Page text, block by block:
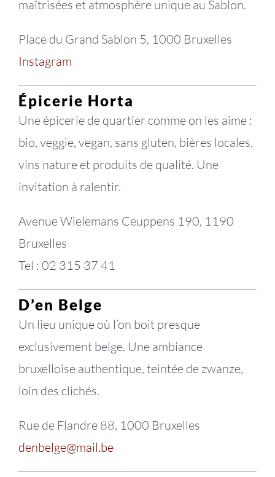
maîtrisées et atmosphère unique au Sablon.
Place du Grand Sablon 5, 1000 Bruxelles
Instagram
Épicerie Horta
Une épicerie de quartier comme on les aime :
bio, veggie, vegan, sans gluten, bières locales,
vins nature et produits de qualité. Une
invitation à ralentir.
Avenue Wielemans Ceuppens 190, 1190
Bruxelles
Tel : 02 315 37 41
D’en Belge
Un lieu unique où l’on boit presque
exclusivement belge. Une ambiance
bruxelloise authentique, teintée de zwanze,
loin des clichés.
Rue de Flandre 88, 1000 Bruxelles
denbelge@mail.be